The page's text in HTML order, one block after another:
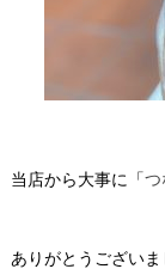
当店から大事に「つ
ありがとうございま